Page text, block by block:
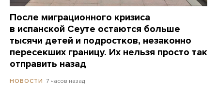
После миграционного кризиса
в испанской Сеуте остаются больше
тысячи детей и подростков, незаконно
пересекших границу. Их нельзя просто так
отправить назад
НОВОСТИ 7 часов назад